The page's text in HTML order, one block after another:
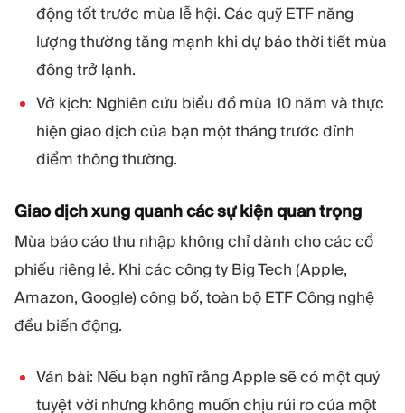
động tốt trước mùa lễ hội. Các quỹ ETF năng
lượng thường tăng mạnh khi dự báo thời tiết mùa
đông trở lạnh.
Vở kịch: Nghiên cứu biểu đồ mùa 10 năm và thực
hiện giao dịch của bạn một tháng trước đỉnh
điểm thông thường.
Giao dịch xung quanh các sự kiện quan trọng
Mùa báo cáo thu nhập không chỉ dành cho các cổ
phiếu riêng lẻ. Khi các công ty Big Tech (Apple,
Amazon, Google) công bố, toàn bộ ETF Công nghệ
đều biến động.
Ván bài: Nếu bạn nghĩ rằng Apple sẽ có một quý
tuyệt vời nhưng không muốn chịu rủi ro của một